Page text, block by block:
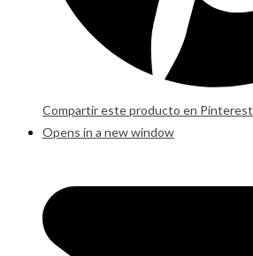
Compartir este producto en Pinterest
Opens in a new window